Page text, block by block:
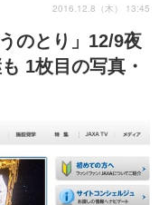
のとり」12/9夜
1枚目の写真・
2016.12.8（木） 13:45